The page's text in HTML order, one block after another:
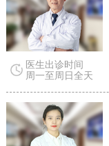
医生出诊时间
周一至周日全天